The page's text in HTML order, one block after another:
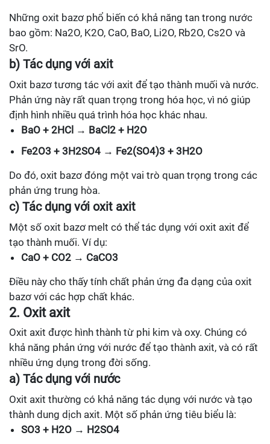
Những oxit bazơ phổ biến có khả năng tan trong nước
bao gồm: Na2O, K2O, CaO, BaO, Li2O, Rb2O, Cs2O và
SrO.
b) Tác dụng với axit
Oxit bazơ tương tác với axit để tạo thành muối và nước.
Phản ứng này rất quan trọng trong hóa học, vì nó giúp
định hình nhiều quá trình hóa học khác nhau.
BaO + 2HCl → BaCl2 + H2O
Fe2O3 + 3H2SO4 → Fe2(SO4)3 + 3H2O
Do đó, oxit bazơ đóng một vai trò quan trọng trong các
phản ứng trung hòa.
c) Tác dụng với oxit axit
Một số oxit bazơ melt có thể tác dụng với oxit axit để
tạo thành muối. Ví dụ:
CaO + CO2 → CaCO3
Điều này cho thấy tính chất phản ứng đa dạng của oxit
bazơ với các hợp chất khác.
2. Oxit axit
Oxit axit được hình thành từ phi kim và oxy. Chúng có
khả năng phản ứng với nước để tạo thành axit, và có rất
nhiều ứng dụng trong đời sống.
a) Tác dụng với nước
Oxit axit thường có khả năng tác dụng với nước và tạo
thành dung dịch axit. Một số phản ứng tiêu biểu là:
SO3 + H2O → H2SO4